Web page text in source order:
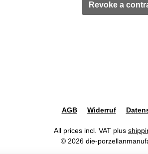
Revoke a
AGB Widerruf
All prices incl. VAT plus
© 2026 die-